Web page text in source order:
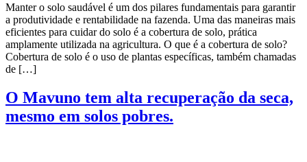
Manter o solo saudável é um dos pilares fundamentais para garantir
a produtividade e rentabilidade na fazenda. Uma das maneiras mais
eficientes para cuidar do solo é a cobertura de solo, prática
amplamente utilizada na agricultura. O que é a cobertura de solo?
Cobertura de solo é o uso de plantas específicas, também chamadas
de […]
O Mavuno tem alta recuperação da seca,
mesmo em solos pobres.